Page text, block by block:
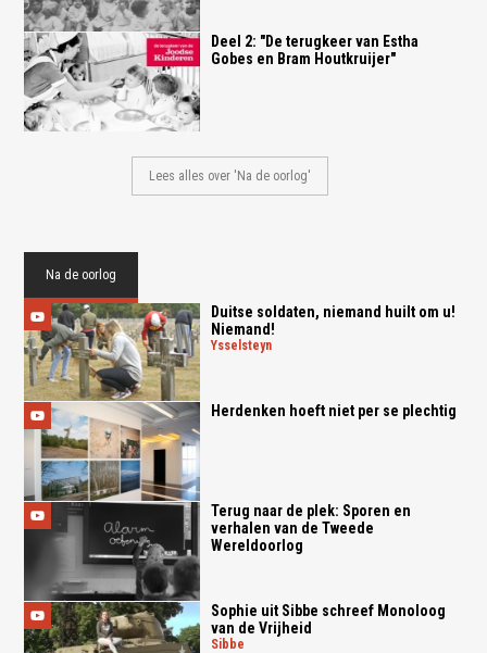
Deel 2: "De terugkeer van Estha
Gobes en Bram Houtkruijer"
Lees alles over 'Na de oorlog'
Na de oorlog
Duitse soldaten, niemand huilt om u!
Niemand!
ysselsteyn
Herdenken hoeft niet per se plechtig
Terug naar de plek: Sporen en
verhalen van de Tweede
Wereldoorlog
Sophie uit Sibbe schreef Monoloog
van de Vrijheid
sibbe